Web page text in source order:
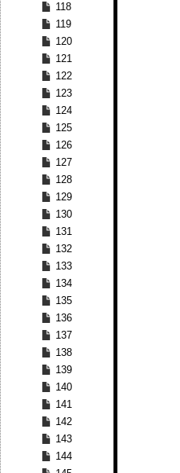
118
119
120
121
122
123
124
125
126
127
128
129
130
131
132
133
134
135
136
137
138
139
140
141
142
143
144